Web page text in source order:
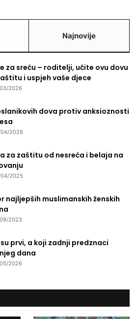
Najnovije
za sreću – roditelji, učite ovu dovu
i uspjeh vaše djece
2026
dova protiv anksioznosti
2026
za zaštitu od nesreća i belaja na
2025
najljepših muslimanskih ženskih
2023
prvi, a koji zadnji predznaci
dana
2026